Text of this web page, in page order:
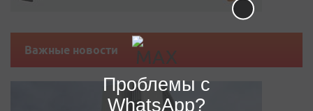
Важные новости
Проблемы с
WhatsApp?